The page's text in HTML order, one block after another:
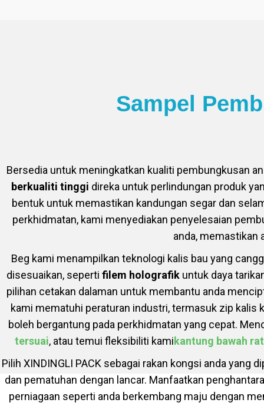
Sampel
Bersedia untuk meningkatkan kualiti pembungkusan
berkualiti tinggi direka untuk perlindungan produk
bentuk untuk memastikan kandungan segar dan
perkhidmatan, kami menyediakan penyelesaian
anda, memastikan
Beg kami menampilkan teknologi kalis bau yang
disesuaikan, seperti filem holografikuntuk daya
pilihan cetakan dalaman untuk membantu anda
kami mematuhi peraturan industri, termasuk zip kalis
boleh bergantung pada perkhidmatan yang cepat.
tersuai, atau temui fleksibiliti kamikantung bawah
Pilih XINDINGLI PACK sebagai rakan kongsi anda
dan pematuhan dengan lancar. Manfaatkan
perniagaan seperti anda berkembang maju dengan